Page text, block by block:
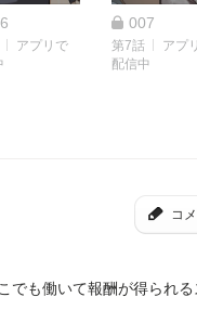
アプリで
007
第7話
アプ
配信中
コ
でも働いて報酬が得られる